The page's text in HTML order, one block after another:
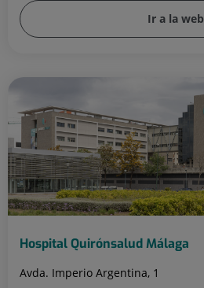
Ir a la web
Hospital Quirónsalud Málaga
Avda. Imperio Argentina, 1